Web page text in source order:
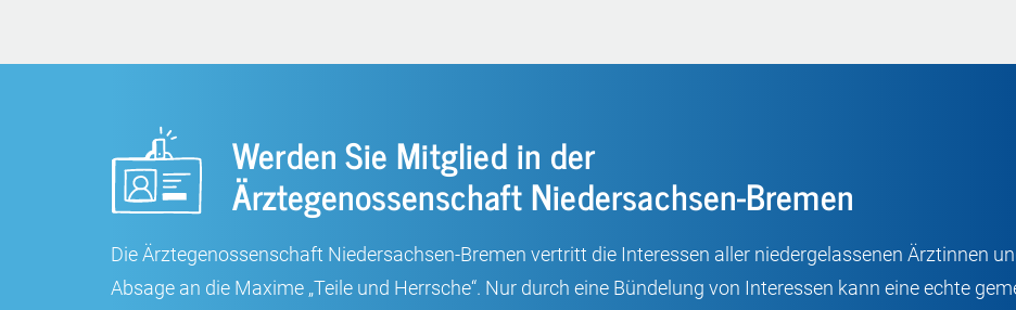
Werden Sie Mitglied in der
Ärztegenossenschaft Niedersachsen-Bremen
Die Ärztegenossenschaft Niedersachsen-Bremen vertritt die Interessen aller niedergelassenen Ärztinnen
Absage an die Maxime „Teile und Herrsche“. Nur durch eine Bündelung von Interessen kann eine echte